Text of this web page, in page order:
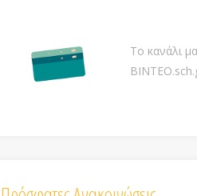
Το κανάλι